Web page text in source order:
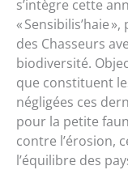
s’intègre cette
« Sensibilis’haie
des Chasseurs
biodiversité.
que constituent
négligées ces
pour la petite
contre l’érosion,
l’équilibre des